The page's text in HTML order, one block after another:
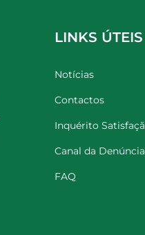
LINKS ÚTEIS
Notícias
Contactos
Inquérito
Canal da Denúncia
FAQ